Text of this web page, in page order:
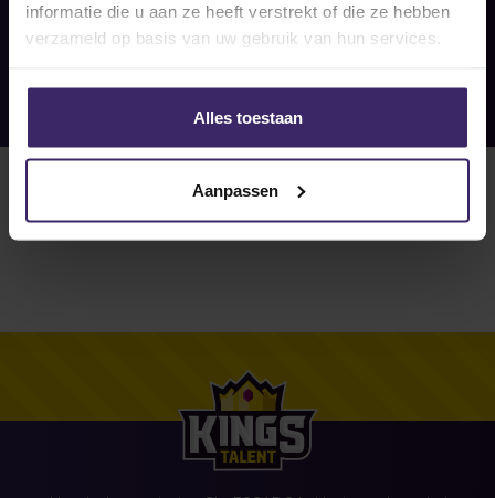
informatie die u aan ze heeft verstrekt of die ze hebben
verzameld op basis van uw gebruik van hun services.
Alles toestaan
Aanpassen